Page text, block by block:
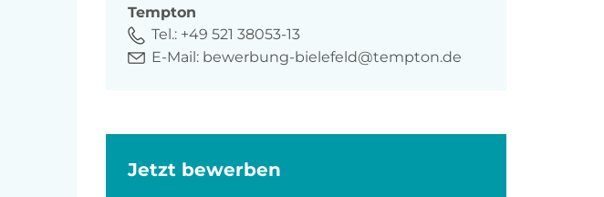
Tempton
Tel.: +49 521 38053-13
E-Mail: bewerbung-bielefeld@tempton.de
Jetzt bewerben